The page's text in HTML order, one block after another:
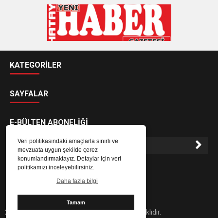
Veri politikasındaki amaçlarla sınırlı ve
mevzuata uygun şekilde çerez
konumlandırmaktayız. Detaylar için veri
politikamızı inceleyebilirsiniz.
Daha fazla bilgi
Tamam
KATEGORİLER
SAYFALAR
E-BÜLTEN ABONELİĞİ
E-Bülten aboneliği ile haberlere daha hızlı erişin.
2024 Hatay Yeni Haber Gazetesi - Her hakkı saklıdır.